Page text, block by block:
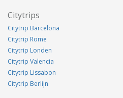
Citytrips
Citytrip Barcelona
Citytrip Rome
Citytrip Londen
Citytrip Valencia
Citytrip Lissabon
Citytrip Berlijn